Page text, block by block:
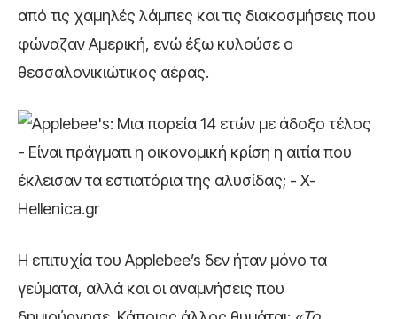
από τις χαμηλές λάμπες και τις διακοσμήσεις που
φώναζαν Αμερική, ενώ έξω κυλούσε ο
θεσσαλονικιώτικος αέρας.
Η επιτυχία του Applebee’s δεν ήταν μόνο τα
γεύματα, αλλά και οι αναμνήσεις που